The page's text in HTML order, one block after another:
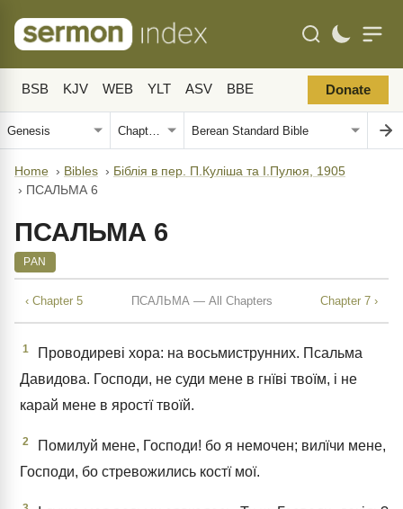
BSB KJV WEB YLT ASV BBE Donate
Home › Bibles › Біблія в пер. П.Куліша та І.Пулюя, 1905
› ПСАЛЬМА 6
ПСАЛЬМА 6
PAN
‹ Chapter 5 ПСАЛЬМА — All Chapters Chapter 7 ›
1
Проводиреві хора: на восьмиструнних. Псальма
Давидова. Господи, не суди мене в гнїві твоїм, і не
карай мене в яростї твоїй.
2
Помилуй мене, Господи! бо я немочен; вилїчи мене,
Господи, бо стревожились костї мої.